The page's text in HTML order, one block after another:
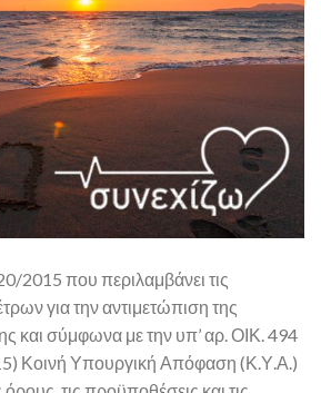
2015 που περιλαμβάνει τις
για την αντιμετώπιση της
και σύμφωνα με την υπ’ αρ. ΟΙΚ. 494
Κοινή Υπουργική Απόφαση (Κ.Υ.Α.)